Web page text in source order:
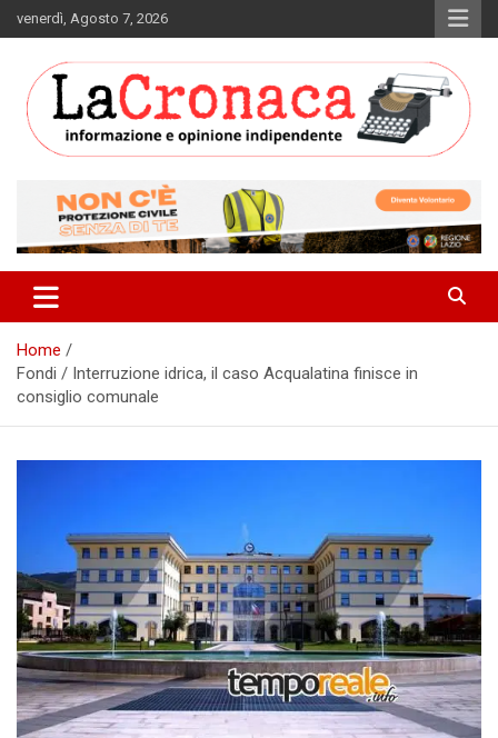
to
venerdì, Agosto 7, 2026
La Cronaca Quotidiano
Home
Fondi / Interruzione idrica, il caso Acqualatina finisce in
consiglio comunale